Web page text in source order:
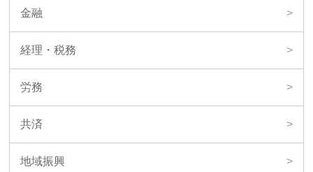
金融
経理・税務
労務
共済
地域振興